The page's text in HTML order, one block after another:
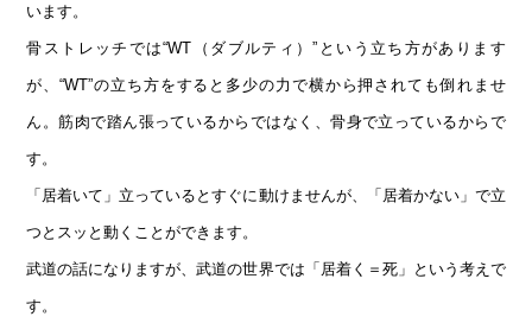
います。
骨ストレッチでは“WT（ダブルティ）”という立ち方があります
が、“WT”の立ち方をすると多少の力で横から押されても倒れませ
ん。筋肉で踏ん張っているからではなく、骨身で立っているからで
す。
「居着いて」立っているとすぐに動けませんが、「居着かない」で立
つとスッと動くことができます。
武道の話になりますが、武道の世界では「居着く＝死」という考えで
す。